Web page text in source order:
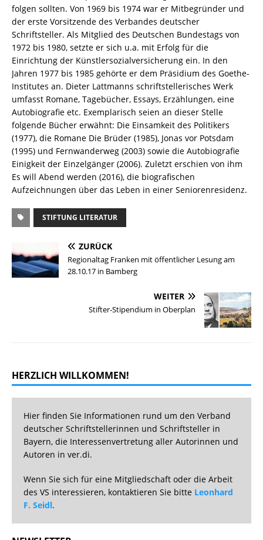
folgen sollten. Von 1969 bis 1974 war er Mitbegründer und
der erste Vorsitzende des Verbandes deutscher
Schriftsteller. Als Mitglied des Deutschen Bundestags von
1972 bis 1980, setzte er sich u.a. mit Erfolg für die
Einrichtung der Künstlersozialversicherung ein. In den
Jahren 1977 bis 1985 gehörte er dem Präsidium des Goethe-
Institutes an. Dieter Lattmanns schriftstellerisches Werk
umfasst Romane, Tagebücher, Essays, Erzählungen, eine
Autobiografie etc. Exemplarisch seien an dieser Stelle
folgende Bücher erwähnt: Die Einsamkeit des Politikers
(1977), die Romane Die Brüder (1985), Jonas vor Potsdam
(1995) und Fernwanderweg (2003) sowie die Autobiografie
Einigkeit der Einzelgänger (2006). Zuletzt erschien von ihm
Es will Abend werden (2016), die biografischen
Aufzeichnungen über das Leben in einer Seniorenresidenz.
STIFTUNG LITERATUR
ZURÜCK
Regionaltag Franken mit öffentlicher Lesung am
28.10.17 in Bamberg
WEITER
Stifter-Stipendium in Oberplan
HERZLICH WILLKOMMEN!
Hier finden Sie Informationen rund um den Verband
deutscher Schriftstellerinnen und Schriftsteller in
Bayern, die Interessenvertretung aller Autorinnen und
Autoren in ver.di.
Wenn Sie sich für eine Mitgliedschaft oder die Arbeit
des VS interessieren, kontaktieren Sie bitte Leonhard
F. Seidl.